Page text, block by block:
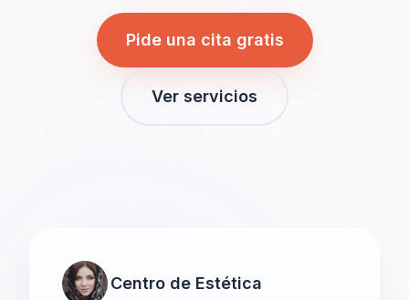
Pide una cita gratis
Ver servicios
Centro de Estética